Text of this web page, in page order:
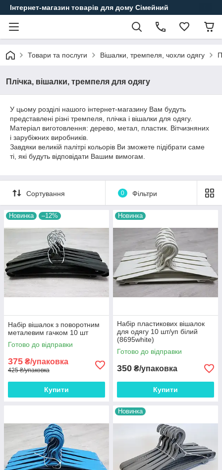
Інтернет-магазин товарів для дому Сімейний
Товари та послуги Вішалки, тремпеля, чохли одягу
Плічка, вішалки, тремпеля для одягу
У цьому розділі нашого інтернет-магазину Вам будуть
представлені різні тремпеля, плічка і вішалки для одягу.
Матеріал виготовлення: дерево, метал, пластик. Вітчизняних
і зарубіжних виробників.
Завдяки великій палітрі кольорів Ви зможете підібрати саме
ті, які будуть відповідати Вашим вимогам.
Сортування 0 Фільтри
Новинка –12%
Набір вішалок з поворотним
металевим гачком 10 шт
Готово до відправки
375 ₴/упаковка
425 ₴/упаковка
Купити
Новинка
Набір пластикових вішалок
для одягу 10 шт/уп білий
(8695white)
Готово до відправки
350 ₴/упаковка
Купити
Новинка